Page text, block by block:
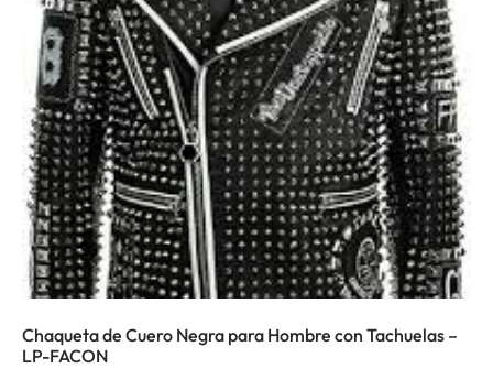
Chaqueta de Cuero Negra para Hombre con Tachuelas –
LP-FACON